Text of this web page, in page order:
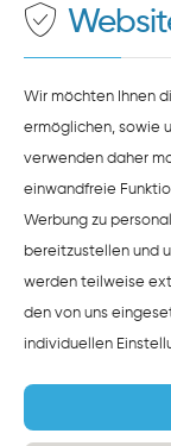
zustimmen.
Wir möchten Ihnen
ermöglichen, sowie
verwenden daher
einwandfreie
Werbung zu
bereitzustellen und
werden teilweise
den von uns
individuellen